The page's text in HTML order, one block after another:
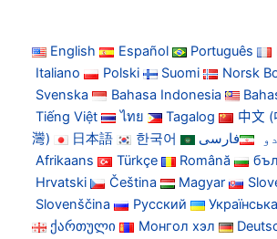
English Español Português
Italiano
Polski Suomi
Norsk
Svenska
Bahasa Indonesia
Tiếng Việt
ไทย Tagalog 中文 (
灣)
日本語 한국어
فارسی
Afrikaans
Türkçe Română
Hrvatski
Čeština Magyar
Slovenščina
Русский Українська
ქართული
Монгол хэл